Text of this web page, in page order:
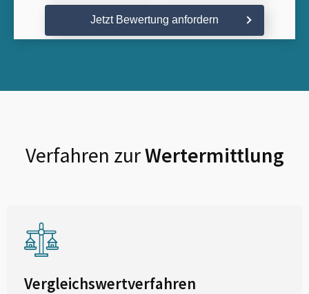
Jetzt Bewertung anfordern
Verfahren zurWertermittlung
Vergleichswertverfahren